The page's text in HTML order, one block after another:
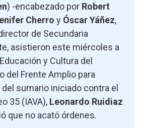
) -encabezado por Robert
Cherro y Óscar Yáñez,
de Secundaria
asistieron este miércoles a
y Cultura del
del Frente Amplio para
sumario iniciado contra el
35 (IAVA), Leonardo Ruidiaz
que no acató órdenes.